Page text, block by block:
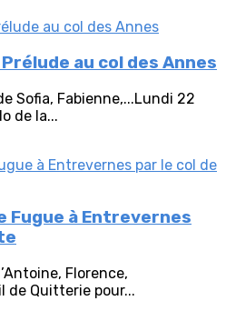
au col des Annes
Sofia, Fabienne,...Lundi 22
de la...
Fugue à Entrevernes
Florence,
de Quitterie pour...